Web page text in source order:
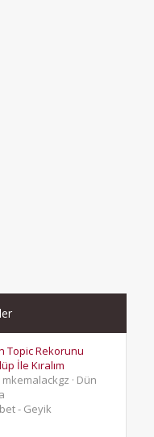
Topic Rekorunu
İle Kıralım
mkemalackgz
Dün
- Geyik